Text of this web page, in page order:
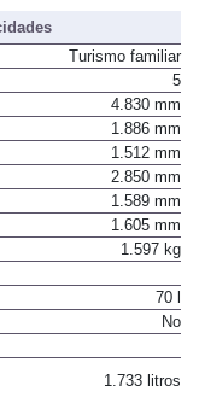
Turismo familiar
5
4.830 mm
1.886 mm
1.512 mm
2.850 mm
1.589 mm
1.605 mm
1.597 kg
70 l
No
1.733 litros